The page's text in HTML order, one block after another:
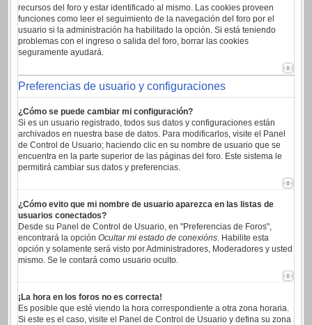
recursos del foro y estar identificado al mismo. Las cookies proveen
funciones como leer el seguimiento de la navegación del foro por el
usuario si la administración ha habilitado la opción. Si está teniendo
problemas con el ingreso o salida del foro, borrar las cookies
seguramente ayudará.
Preferencias de usuario y configuraciones
¿Cómo se puede cambiar mi configuración?
Si es un usuario registrado, todos sus datos y configuraciones están
archivados en nuestra base de datos. Para modificarlos, visite el Panel
de Control de Usuario; haciendo clic en su nombre de usuario que se
encuentra en la parte superior de las páginas del foro. Este sistema le
permitirá cambiar sus datos y preferencias.
¿Cómo evito que mi nombre de usuario aparezca en las listas de
usuarios conectados?
Desde su Panel de Control de Usuario, en "Preferencias de Foros",
encontrará la opción Ocultar mi estado de conexións. Habilite esta
opción y solamente será visto por Administradores, Moderadores y usted
mismo. Se le contará como usuario oculto.
¡La hora en los foros no es correcta!
Es posible que esté viendo la hora correspondiente a otra zona horaria.
Si este es el caso, visite el Panel de Control de Usuario y defina su zona